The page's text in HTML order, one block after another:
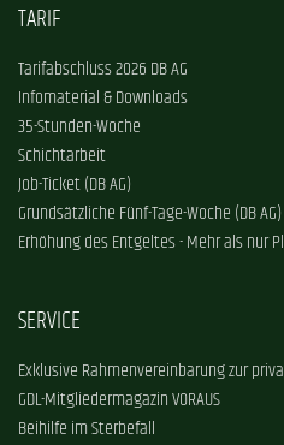
TARIF
Tarifabschluss 2026 DB AG
Infomaterial & Downloads
35-Stunden-Woche
Schichtarbeit
Job-Ticket (DB AG)
Grundsätzliche Fünf-Tage-Woche (DB AG)
Erhöhung des Entgeltes - Mehr als nur
SERVICE
Exklusive Rahmenvereinbarung zur
GDL-Mitgliedermagazin VORAUS
Beihilfe im Sterbefall